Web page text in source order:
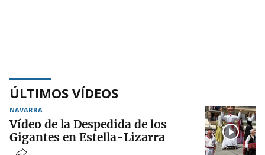
ÚLTIMOS VÍDEOS
NAVARRA
Vídeo de la Despedida de los
Gigantes en Estella-Lizarra